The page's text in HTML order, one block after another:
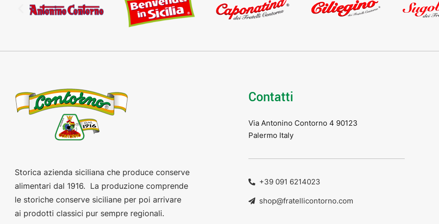
Storica azienda siciliana che produce conserve
alimentari dal 1916. La produzione comprende
le storiche conserve siciliane per poi arrivare
ai prodotti classici pur sempre regionali.
Contatti
Via Antonino Contorno 4 90123
Palermo Italy
+39 091 6214023
shop@fratellicontorno.com